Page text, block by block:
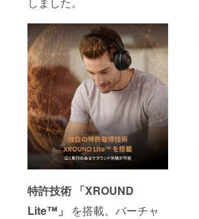
特許技術 「XROUND
Lite™」
を搭載。バーチャ